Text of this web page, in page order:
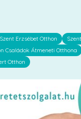
Szent Erzsébet Otthon
Családok Átmeneti Otthona
Otthon